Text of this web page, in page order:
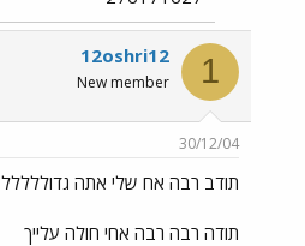
1
12oshri12
New member
30/12/04
תודב רבה אח שלי אתה גדוללללל
תודה רבה רבה אחי חולה עלייך